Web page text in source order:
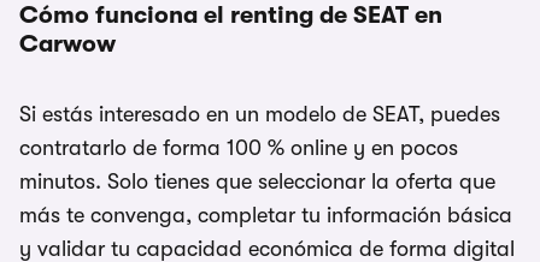
Cómo funciona el renting de SEAT en
Carwow
Si estás interesado en un modelo de SEAT, puedes
contratarlo de forma 100 % online y en pocos
minutos. Solo tienes que seleccionar la oferta que
más te convenga, completar tu información básica
y validar tu capacidad económica de forma digital